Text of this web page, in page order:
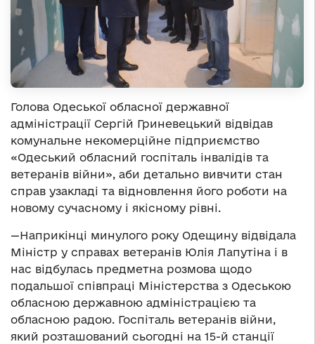
Голова Одеської обласної державної
адміністрації Сергій Гриневецький відвідав
комунальне некомерційне підприємство
«Одеський обласний госпіталь інвалідів та
ветеранів війни», аби детально вивчити стан
справ узакладі та відновлення його роботи на
новому сучасному і якісному рівні.
—Наприкінці минулого року Одещину відвідала
Міністр у справах ветеранів Юлія Лапутіна і в
нас відбулась предметна розмова щодо
подальшої співпраці Міністерства з Одеською
обласною державною адміністрацією та
обласною радою. Госпіталь ветеранів війни,
який розташований сьогодні на 15-й станції